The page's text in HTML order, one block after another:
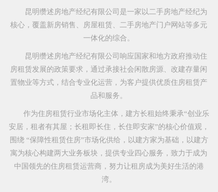
昆明缵述房地产经纪有限公司是一家以二手房地产经纪为
核心，覆盖新房销售、房屋租赁、二手房地产门户网站等多元
一体化的综合。
昆明缵述房地产经纪有限公司响应国家和地方政府推动住
房租赁发展的政策要求，通过承接社会闲散房源、改建存量闲
置物业等方式，结合专业化运营，为客户提供优质住房租赁产
品和服务。
作为住房租赁行业市场化主体，建方长租始终秉承“创业乐
安居，租者有其屋；长租即长住，长住即安家”的核心价值观，
围绕 “保障性租赁住房”市场化供给，以建方家为基础，以建方
寓为核心构建两大业务板块，提供专业四心服务，致力于成为
中国领先的住房租赁运营商，努力让租房成为美好生活的港
湾。